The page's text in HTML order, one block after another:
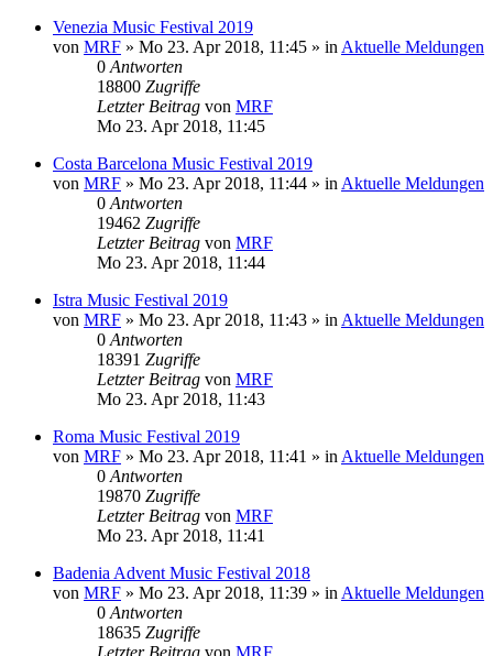
Venezia Music Festival 2019
von MRF » Mo 23. Apr 2018, 11:45 » in Aktuelle Meldungen
0 Antworten
18800 Zugriffe
Letzter Beitrag von MRF
Mo 23. Apr 2018, 11:45
Costa Barcelona Music Festival 2019
von MRF » Mo 23. Apr 2018, 11:44 » in Aktuelle Meldungen
0 Antworten
19462 Zugriffe
Letzter Beitrag von MRF
Mo 23. Apr 2018, 11:44
Istra Music Festival 2019
von MRF » Mo 23. Apr 2018, 11:43 » in Aktuelle Meldungen
0 Antworten
18391 Zugriffe
Letzter Beitrag von MRF
Mo 23. Apr 2018, 11:43
Roma Music Festival 2019
von MRF » Mo 23. Apr 2018, 11:41 » in Aktuelle Meldungen
0 Antworten
19870 Zugriffe
Letzter Beitrag von MRF
Mo 23. Apr 2018, 11:41
Badenia Advent Music Festival 2018
von MRF » Mo 23. Apr 2018, 11:39 » in Aktuelle Meldungen
0 Antworten
18635 Zugriffe
Letzter Beitrag von MRF